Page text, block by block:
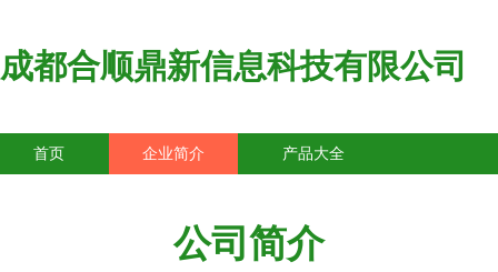
成都合顺鼎新信息科技有限公司
首页 企业简介 产品大全
公司简介